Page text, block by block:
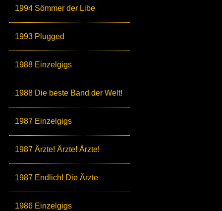
1994 Sömmer der Libe
1993 Plugged
1988 Einzelgigs
1988 Die beste Band der Welt!
1987 Einzelgigs
1987 Ärzte! Ärzte! Ärzte!
1987 Endlich! Die Ärzte
1986 Einzelgigs